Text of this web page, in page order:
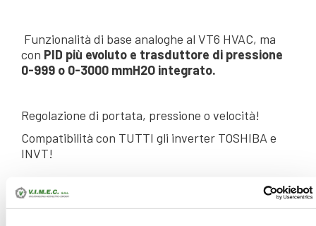
Funzionalità di base analoghe al VT6 HVAC, ma
con PID più evoluto e trasduttore di pressione
0-999 o 0-3000 mmH2O integrato.
Regolazione di portata, pressione o velocità!
Compatibilità con TUTTI gli inverter TOSHIBA e
INVT!
ALLEGATI